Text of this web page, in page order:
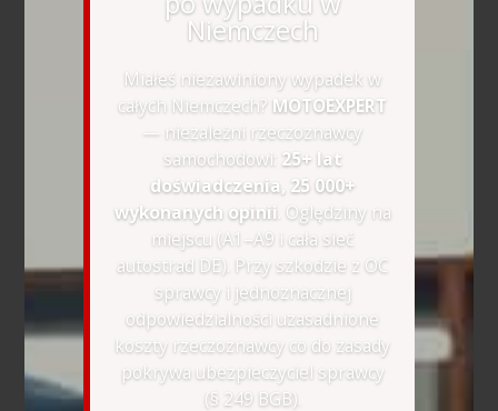
Niemczech
Miałeś niezawiniony wypadek w
całych Niemczech? MOTOEXPERT
— niezależni rzeczoznawcy
samochodowi: 25+ lat
doświadczenia, 25 000+
wykonanych opinii . Oględziny na
miejscu (A1–A9 i cała sieć
autostrad DE). Przy szkodzie z OC
sprawcy i jednoznacznej
odpowiedzialności uzasadnione
koszty rzeczoznawcy co do zasady
pokrywa ubezpieczyciel sprawcy
(§ 249 BGB).